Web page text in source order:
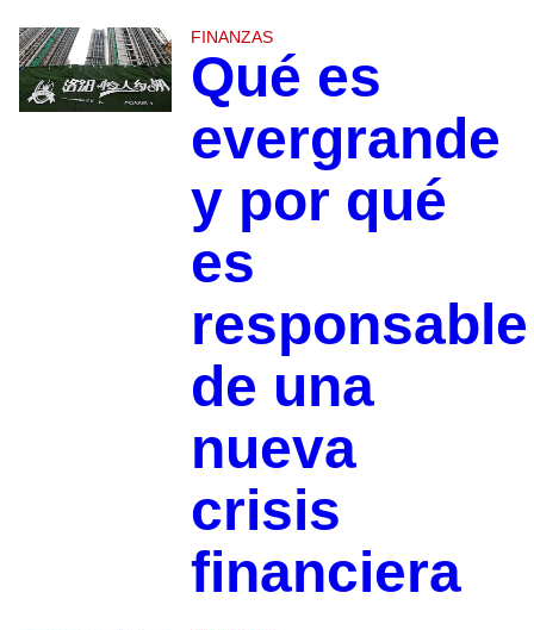
FINANZAS
Qué es
evergrande
y por qué
es
responsable
de una
nueva
crisis
financiera